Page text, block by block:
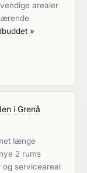
arealer
»
i Grenå
længe
2 rums
og serviceareal